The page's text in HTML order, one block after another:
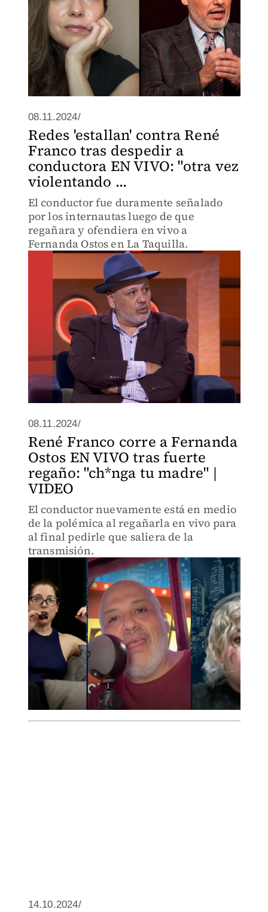
08.11.2024/
Redes 'estallan' contra René
Franco tras despedir a
conductora EN VIVO: "otra vez
violentando ...
El conductor fue duramente señalado
por los internautas luego de que
regañara y ofendiera en vivo a
Fernanda Ostos en La Taquilla.
08.11.2024/
René Franco corre a Fernanda
Ostos EN VIVO tras fuerte
regaño: "ch*nga tu madre" |
VIDEO
El conductor nuevamente está en medio
de la polémica al regañarla en vivo para
al final pedirle que saliera de la
transmisión.
14.10.2024/